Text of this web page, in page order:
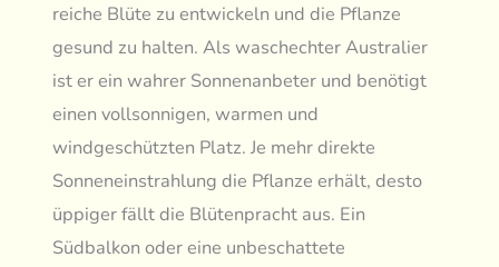
reiche Blüte zu entwickeln und die Pflanze
gesund zu halten. Als waschechter Australier
ist er ein wahrer Sonnenanbeter und benötigt
einen vollsonnigen, warmen und
windgeschützten Platz. Je mehr direkte
Sonneneinstrahlung die Pflanze erhält, desto
üppiger fällt die Blütenpracht aus. Ein
Südbalkon oder eine unbeschattete